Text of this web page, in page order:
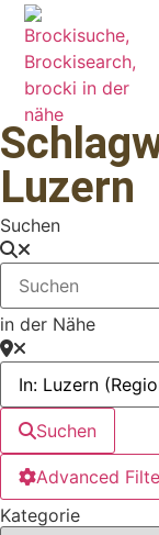
Luzern
Suchen
in der Nähe
Suchen
Advanced
Kategorie